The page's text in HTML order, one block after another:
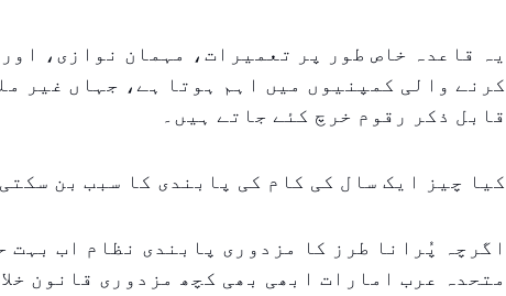
یہ قاعدہ خاص طور پر تعمیرات، مہمان نوازی،
کرنے والی کمپنیوں میں اہم ہوتا ہے، جہاں غیر
قابل ذکر رقوم خرچ کئے جاتے ہیں۔
کیا چیز ایک سال کی کام کی پابندی کا سبب بن
اگرچہ پُرانا طرز کا مزدوری پابندی نظام اب بہت
متحدہ عرب امارات ابھی بھی کچھ مزدوری قانون